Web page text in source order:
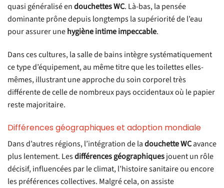
quasi généralisé endouchettes WC. Là-bas, la pensée
dominante prône depuis longtemps la supériorité de l’eau
pour assurer unehygiène intime impeccable.
Dans ces cultures, la salle de bains intègre systématiquement
ce type d’équipement, au même titre que les toilettes elles-
mêmes, illustrant une approche du soin corporel très
différente de celle de nombreux pays occidentaux où le papier
reste majoritaire.
Différences géographiques et adoption mondiale
Dans d’autres régions, l’intégration de ladouchette WCavance
plus lentement. Lesdifférences géographiquesjouent un rôle
décisif, influencées par le climat, l’histoire sanitaire ou encore
les préférences collectives. Malgré cela, on assiste